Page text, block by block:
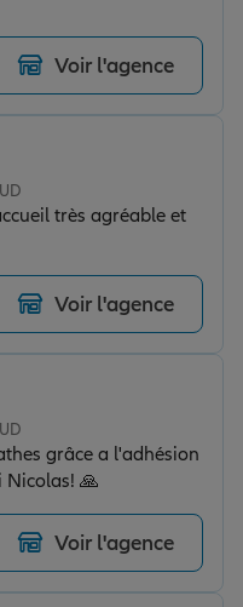
Voir l'agence
très agréable et
Voir l'agence
grâce a l'adhésion
Nicolas! 🙏
Voir l'agence